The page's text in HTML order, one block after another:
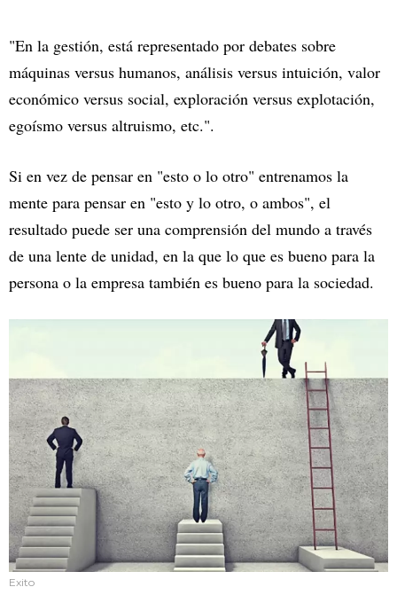
"En la gestión, está representado por debates sobre
máquinas versus humanos, análisis versus intuición, valor
económico versus social, exploración versus explotación,
egoísmo versus altruismo, etc.".
Si en vez de pensar en "esto o lo otro" entrenamos la
mente para pensar en "esto y lo otro, o ambos", el
resultado puede ser una comprensión del mundo a través
de una lente de unidad, en la que lo que es bueno para la
persona o la empresa también es bueno para la sociedad.
Exito